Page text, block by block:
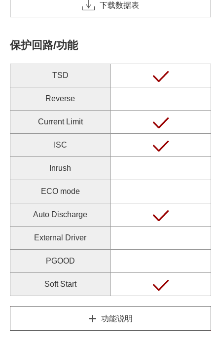
下载数据表
保护回路/功能
TSD
Reverse
Current Limit
ISC
Inrush
ECO mode
Auto Discharge
External Driver
PGOOD
Soft Start
功能说明